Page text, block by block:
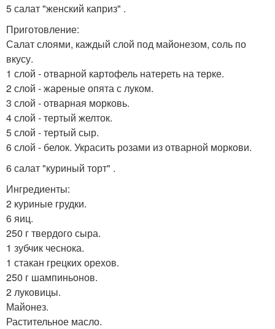
5 салат "женский каприз" .
Приготовление:
Салат слоями, каждый слой под майонезом, соль по
вкусу.
1 слой - отварной картофель натереть на терке.
2 слой - жареные опята с луком.
3 слой - отварная морковь.
4 слой - тертый желток.
5 слой - тертый сыр.
6 слой - белок. Украсить розами из отварной моркови.
6 салат "куриный торт" .
Ингредиенты:
2 куриные грудки.
6 яиц.
250 г твердого сыра.
1 зубчик чеснока.
1 стакан грецких орехов.
250 г шампиньонов.
2 луковицы.
Майонез.
Растительное масло.